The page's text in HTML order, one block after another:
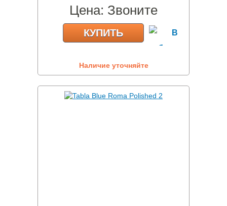
Цена: Звоните
КУПИТЬ
Наличие уточняйте